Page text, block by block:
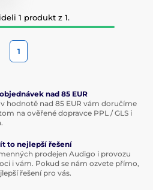
1 produkt z 1.
1
nad 85 EUR
hodnotě nad 85 EUR vám doručíme
na ověřené dopravce PPL / GLS i
to nejlepší řešení
prodejen Audigo i provozu
i vám. Pokud se nám ozvete přímo,
řešení pro vás.